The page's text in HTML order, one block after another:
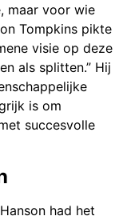
maar voor wie
Tompkins pikte
visie op deze
als splitten.” Hij
is om
succesvolle
had het